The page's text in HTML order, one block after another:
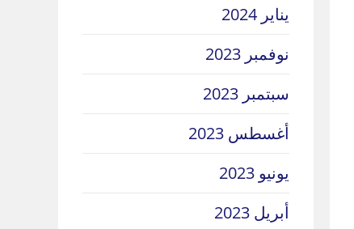
يناير 2024
نوفمبر 2023
سبتمبر 2023
أغسطس 2023
يونيو 2023
أبريل 2023